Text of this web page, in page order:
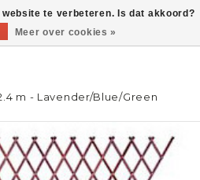
0
m - Lavender/Blue/Green
te verbeteren. Is dat akkoord?
Meer over cookies »